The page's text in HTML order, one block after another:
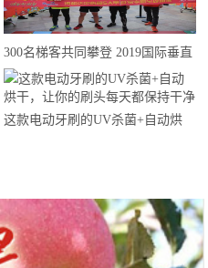
300名梯客共同攀登 2019国际垂直
马拉松超级精英赛顺德海骏达中心
站欢乐开跑
这款电动牙刷的UV杀菌+自动烘